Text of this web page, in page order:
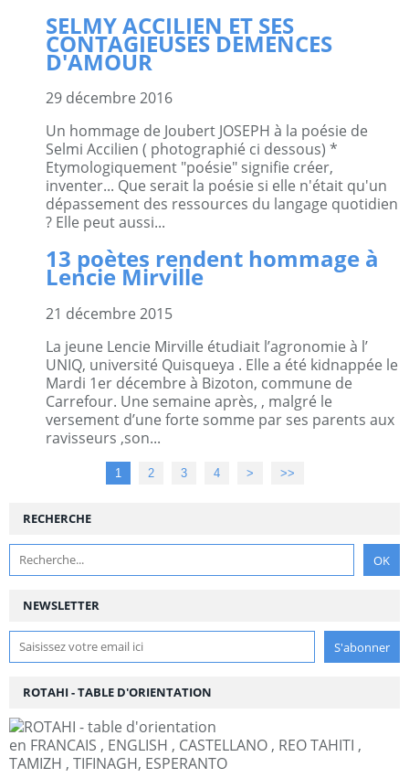
SELMY ACCILIEN ET SES
CONTAGIEUSES DEMENCES
D'AMOUR
29 décembre 2016
Un hommage de Joubert JOSEPH à la poésie de
Selmi Accilien ( photographié ci dessous) *
Etymologiquement "poésie" signifie créer,
inventer... Que serait la poésie si elle n'était qu'un
dépassement des ressources du langage quotidien
? Elle peut aussi...
13 poètes rendent hommage à
Lencie Mirville
21 décembre 2015
La jeune Lencie Mirville étudiait l’agronomie à l’
UNIQ, université Quisqueya . Elle a été kidnappée le
Mardi 1er décembre à Bizoton, commune de
Carrefour. Une semaine après, , malgré le
versement d’une forte somme par ses parents aux
ravisseurs ,son...
1 2 3 4 > >>
NEWSLETTER
RECHERCHE
ROTAHI - TABLE D'ORIENTATION
en FRANCAIS , ENGLISH , CASTELLANO , REO TAHITI ,
TAMIZH , TIFINAGH, ESPERANTO